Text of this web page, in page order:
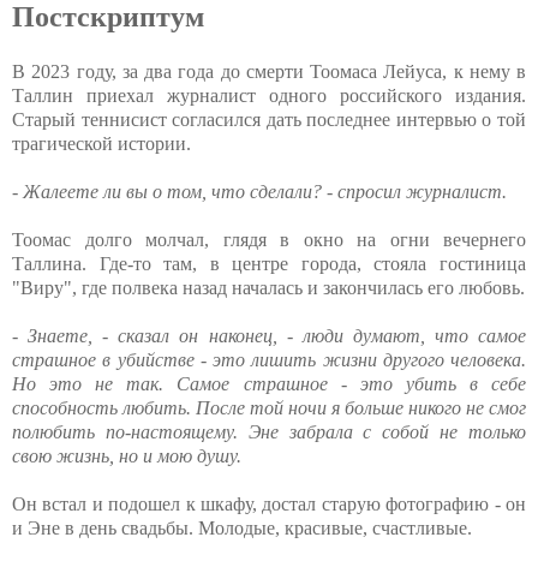
Постскриптум
В 2023 году, за два года до смерти Тоомаса Лейуса, к нему в
Таллин приехал журналист одного российского издания.
Старый теннисист согласился дать последнее интервью о той
трагической истории.
- Жалеете ли вы о том, что сделали? - спросил журналист.
Тоомас долго молчал, глядя в окно на огни вечернего
Таллина. Где-то там, в центре города, стояла гостиница
"Виру", где полвека назад началась и закончилась его любовь.
- Знаете, - сказал он наконец, - люди думают, что самое
страшное в убийстве - это лишить жизни другого человека.
Но это не так. Самое страшное - это убить в себе
способность любить. После той ночи я больше никого не смог
полюбить по-настоящему. Эне забрала с собой не только
свою жизнь, но и мою душу.
Он встал и подошел к шкафу, достал старую фотографию - он
и Эне в день свадьбы. Молодые, красивые, счастливые.